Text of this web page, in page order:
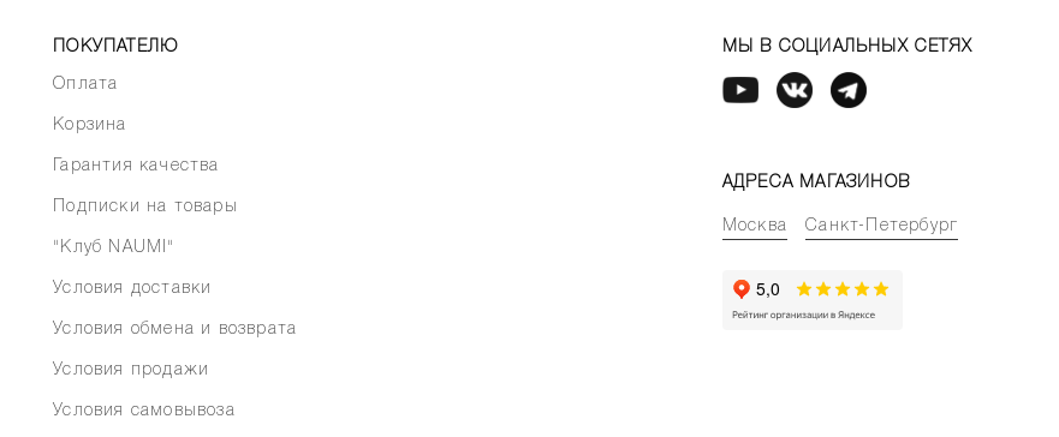
ПОКУПАТЕЛЮ
Оплата
Корзина
Гарантия качества
Подписки на товары
"Клуб NAUMI"
Условия доставки
Условия обмена и возврата
Условия продажи
Условия самовывоза
МЫ В СОЦИАЛЬНЫХ СЕТЯХ
АДРЕСА МАГАЗИНОВ
Москва Санкт-Петербург